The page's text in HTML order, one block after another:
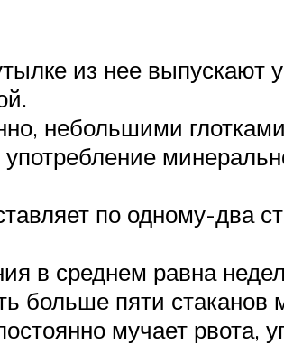
из нее
небольшими
по одному-два
в среднем равна
больше пяти стаканов
мучает рвота,